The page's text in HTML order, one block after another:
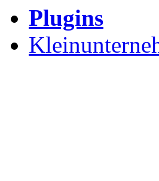
Plugins